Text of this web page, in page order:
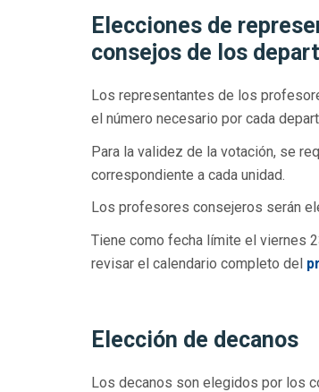
Elecciones de
consejos de los
Los representantes de los
el número necesario por cada
Para la validez de la votación, se
correspondiente a cada unidad.
Los profesores consejeros serán
Tiene como fecha límite el viernes
revisar el calendario completo del
Elección de decanos
Los decanos son elegidos por los